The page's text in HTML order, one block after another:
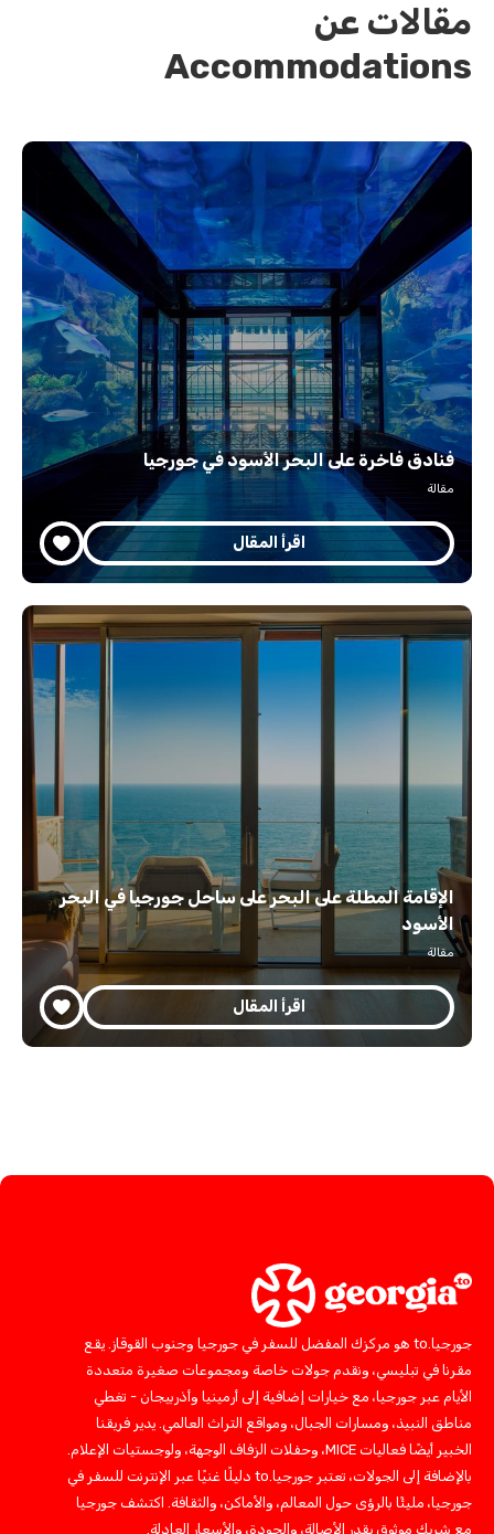
مقالات عن
Accommodations
فنادق فاخرة على البحر الأسود في جورجيا
مقالة
اقرأ المقال
الإقامة المطلة على البحر على ساحل جورجيا في البحر
الأسود
مقالة
اقرأ المقال
جورجيا.to هو مركزك المفضل للسفر في جورجيا وجنوب القوقاز. يقع
مقرنا في تبليسي، ونقدم جولات خاصة ومجموعات صغيرة متعددة
الأيام عبر جورجيا، مع خيارات إضافية إلى أرمينيا وأذربيجان - تغطي
مناطق النبيذ، ومسارات الجبال، ومواقع التراث العالمي. يدير فريقنا
الخبير أيضًا فعاليات MICE، وحفلات الزفاف الوجهة، ولوجستيات الإعلام.
بالإضافة إلى الجولات، تعتبر جورجيا.to دليلًا غنيًا عبر الإنترنت للسفر في
جورجيا، مليئًا بالرؤى حول المعالم، والأماكن، والثقافة. اكتشف جورجيا
مع شريك موثوق يقدر الأصالة، والجودة، والأسعار العادلة.